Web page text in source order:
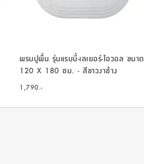
พรมปูพื้น รุ่นแรบบี้-เลเยอร์-โอวอล ขนาด
120 X 180 ซม. - สีขาวงาช้าง
1,790.-